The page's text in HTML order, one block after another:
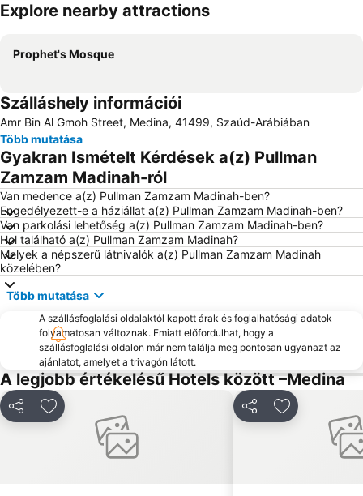
Nagy méretű térkép
Explore nearby attractions
Prophet's Mosque
Szálláshely információi
Amr Bin Al Gmoh Street, Medina, 41499, Szaúd-Arábiában
Több mutatása
Gyakran Ismételt Kérdések a(z) Pullman
Zamzam Madinah-ról
Van medence a(z) Pullman Zamzam Madinah-ben?
Engedélyezett-e a háziállat a(z) Pullman Zamzam Madinah-ben?
Van parkolási lehetőség a(z) Pullman Zamzam Madinah-ben?
Hol található a(z) Pullman Zamzam Madinah?
Melyek a népszerű látnivalók a(z) Pullman Zamzam Madinah
közelében?
Több mutatása
A szállásfoglalási oldalaktól kapott árak és foglalhatósági adatok
folyamatosan változnak. Emiatt előfordulhat, hogy a
szállásfoglalási oldalon már nem találja meg pontosan ugyanazt az
ajánlatot, amelyet a trivagón látott.
A legjobb értékelésű Hotels között –Medina
MegosztásHozzáadás a kedvencekhez MegosztásHozzáadás